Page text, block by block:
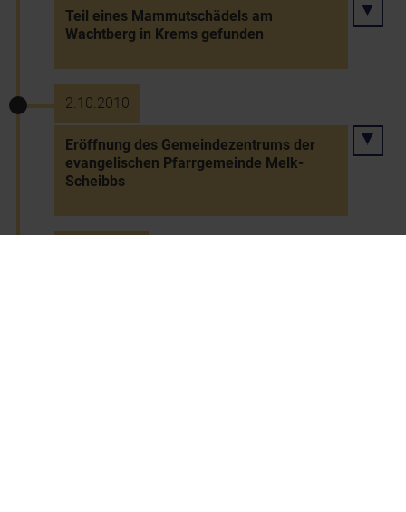
Teil eines Mammutschädels am
Wachtberg in Krems gefunden
2.10.2010
Eröffnung des Gemeindezentrums der
evangelischen Pfarrgemeinde Melk-
Scheibbs